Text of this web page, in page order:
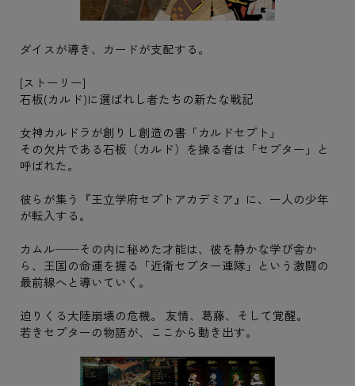
ダイスが導き、カードが支配する。
[ストーリー]
石板(カルド)に選ばれし者たちの新たな戦記
女神カルドラが創りし創造の書「カルドセプト」
その欠片である石板（カルド）を操る者は「セプター」と
呼ばれた。
彼らが集う『王立学府セプトアカデミア』に、一人の少年
が転入する。
カムル──その内に秘めた才能は、彼を静かな学び舎か
ら、王国の命運を握る「近衛セプター連隊」という激闘の
最前線へと導いていく。
迫りくる大陸崩壊の危機。 友情、葛藤、そして覚醒。
若きセプターの物語が、ここから動き出す。